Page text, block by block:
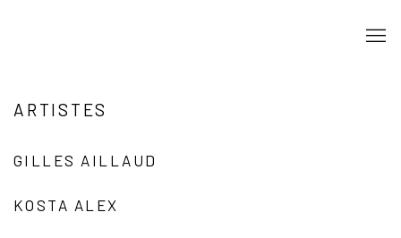
ARTISTES
GILLES AILLAUD
KOSTA ALEX